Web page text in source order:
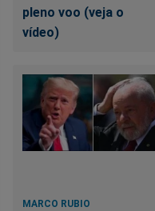
pleno voo (veja o
vídeo)
MARCO RUBIO